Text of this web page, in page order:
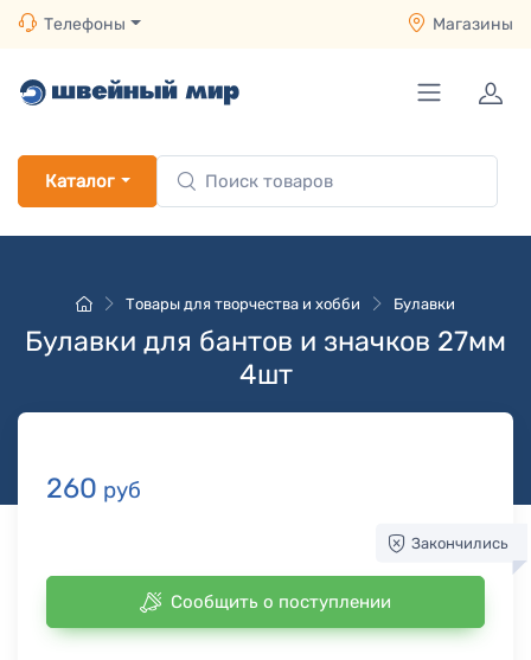
Телефоны Магазины
Каталог
Товары для творчества и хобби Булавки
Булавки для бантов и значков 27мм
4шт
260 руб
Закончились
Сообщить о поступлении